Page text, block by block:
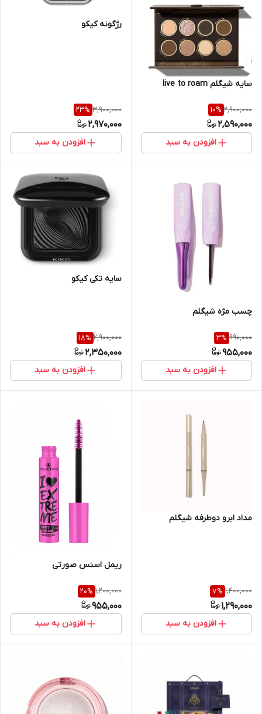
سایه شیگلم live to roam
2,900,000
10%
2,590,000
افزودن به سبد
رژگونه کیکو
3,900,000
23%
2,970,000
افزودن به سبد
چسب مژه شیگلم
990,000
3%
955,000
افزودن به سبد
سایه تکی کیکو
2,900,000
18%
2,350,000
افزودن به سبد
مداد ابرو دوطرفه شیگلم
1,400,000
7%
1,290,000
افزودن به سبد
ریمل اسنس صورتی
1,200,000
20%
955,000
افزودن به سبد